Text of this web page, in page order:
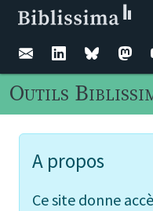
Outils
A propos
Ce site donne